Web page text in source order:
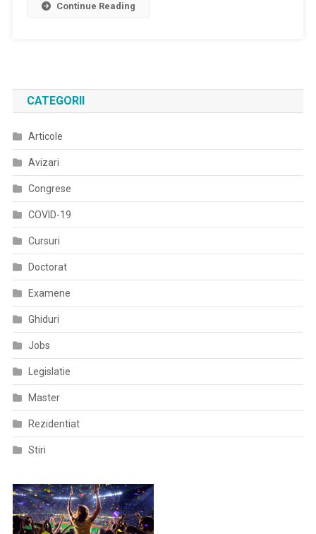
Specialitatea
Continue Reading
CATEGORII
Articole
Avizari
Congrese
COVID-19
Cursuri
Doctorat
Examene
Ghiduri
Jobs
Legislatie
Master
Rezidentiat
Stiri